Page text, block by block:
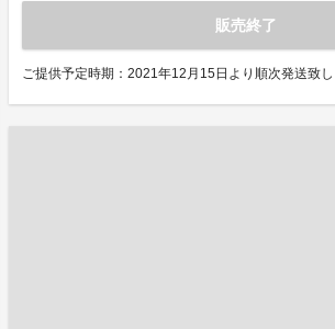
販売終了
ご提供予定時期：2021年12月15日より順次発送致し